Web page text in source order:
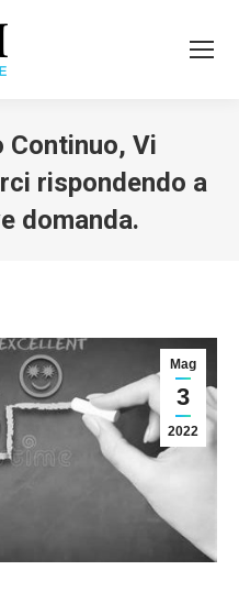
Continuo, Vi
rispondendo a
domanda.
Mag
3
2022